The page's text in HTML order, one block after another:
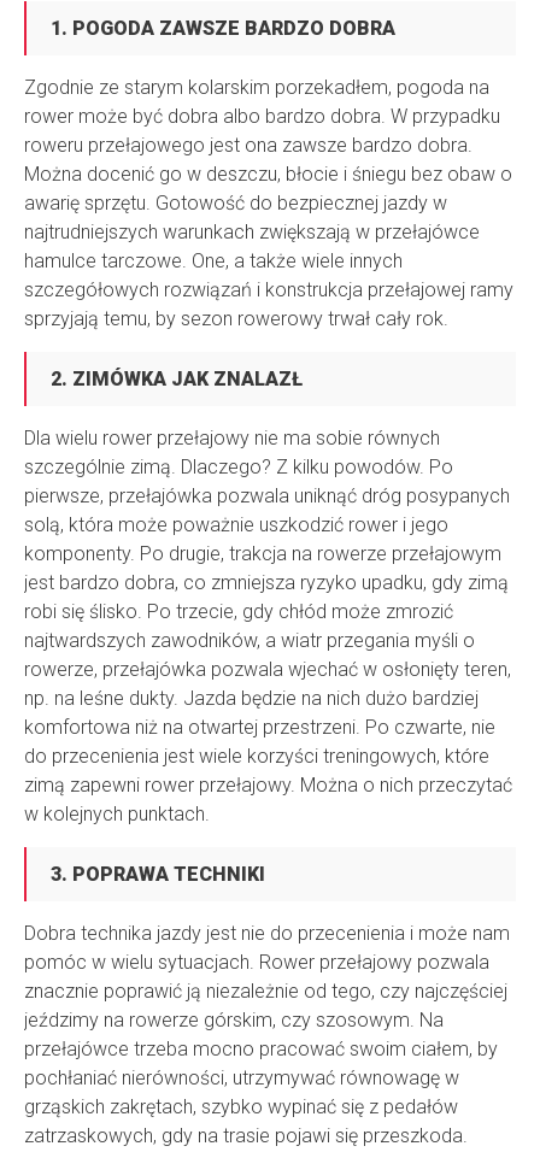
1. POGODA ZAWSZE BARDZO DOBRA
Zgodnie ze starym kolarskim porzekadłem, pogoda na
rower może być dobra albo bardzo dobra. W przypadku
roweru przełajowego jest ona zawsze bardzo dobra.
Można docenić go w deszczu, błocie i śniegu bez obaw o
awarię sprzętu. Gotowość do bezpiecznej jazdy w
najtrudniejszych warunkach zwiększają w przełajówce
hamulce tarczowe. One, a także wiele innych
szczegółowych rozwiązań i konstrukcja przełajowej ramy
sprzyjają temu, by sezon rowerowy trwał cały rok.
2. ZIMÓWKA JAK ZNALAZŁ
Dla wielu rower przełajowy nie ma sobie równych
szczególnie zimą. Dlaczego? Z kilku powodów. Po
pierwsze, przełajówka pozwala uniknąć dróg posypanych
solą, która może poważnie uszkodzić rower i jego
komponenty. Po drugie, trakcja na rowerze przełajowym
jest bardzo dobra, co zmniejsza ryzyko upadku, gdy zimą
robi się ślisko. Po trzecie, gdy chłód może zmrozić
najtwardszych zawodników, a wiatr przegania myśli o
rowerze, przełajówka pozwala wjechać w osłonięty teren,
np. na leśne dukty. Jazda będzie na nich dużo bardziej
komfortowa niż na otwartej przestrzeni. Po czwarte, nie
do przecenienia jest wiele korzyści treningowych, które
zimą zapewni rower przełajowy. Można o nich przeczytać
w kolejnych punktach.
3. POPRAWA TECHNIKI
Dobra technika jazdy jest nie do przecenienia i może nam
pomóc w wielu sytuacjach. Rower przełajowy pozwala
znacznie poprawić ją niezależnie od tego, czy najczęściej
jeździmy na rowerze górskim, czy szosowym. Na
przełajówce trzeba mocno pracować swoim ciałem, by
pochłaniać nierówności, utrzymywać równowagę w
grząskich zakrętach, szybko wypinać się z pedałów
zatrzaskowych, gdy na trasie pojawi się przeszkoda.